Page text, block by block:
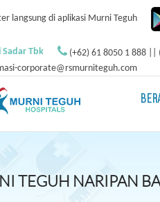
langsung di aplikasi Murni Teguh
Sadar Tbk (+62) 61 8050 1 888 ||
corporate@rsmurniteguh.com
TEGUH NARIPAN